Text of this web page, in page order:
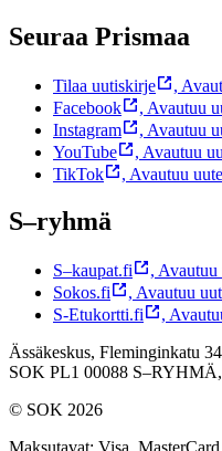
Seuraa Prismaa
Tilaa uutiskirje ,
Facebook
, Avautuu
Instagram
, Avautuu
YouTube
, Avautuu
TikTok
, Avautuu
S–ryhmä
S–kaupat.fi , Avautuu
Sokos.fi
, Avautuu
S-Etukortti.fi
,
Ässäkeskus, Fleminginkatu
SOK PL1 00088 S–RYHMÄ,
© SOK 2026
Maksutavat: Visa,